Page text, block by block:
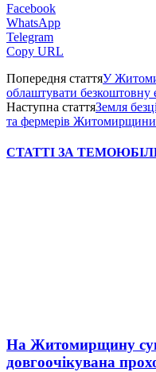
Facebook
WhatsApp
Telegram
Copy URL
Попередня статтяУ
облаштувати безкоштовну
Наступна статтяЗемля
та фермерів Житомирщини
СТАТТІ ЗА ТЕМОЮ
На Житомирщину
довгоочікувана